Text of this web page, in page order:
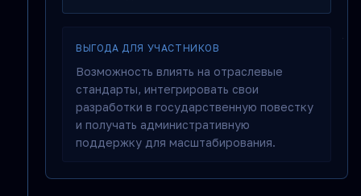
ВЫГОДА ДЛЯ УЧАСТНИКОВ
Возможность влиять на отраслевые
стандарты, интегрировать свои
разработки в государственную повестку
и получать административную
поддержку для масштабирования.